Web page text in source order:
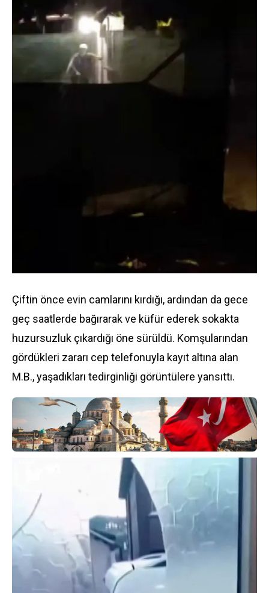
Çiftin önce evin camlarını kırdığı, ardından da gece
geç saatlerde bağırarak ve küfür ederek sokakta
huzursuzluk çıkardığı öne sürüldü. Komşularından
gördükleri zararı cep telefonuyla kayıt altına alan
M.B., yaşadıkları tedirginliği görüntülere yansıttı.